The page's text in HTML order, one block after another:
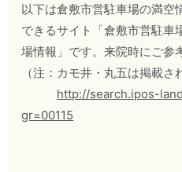
以下は倉敷市営駐車場の満空
できるサイト「倉敷市営駐
場情報」です。来院時にご参
（注：カモ井・丸五は掲載
http://search.ipos-
gr=00115